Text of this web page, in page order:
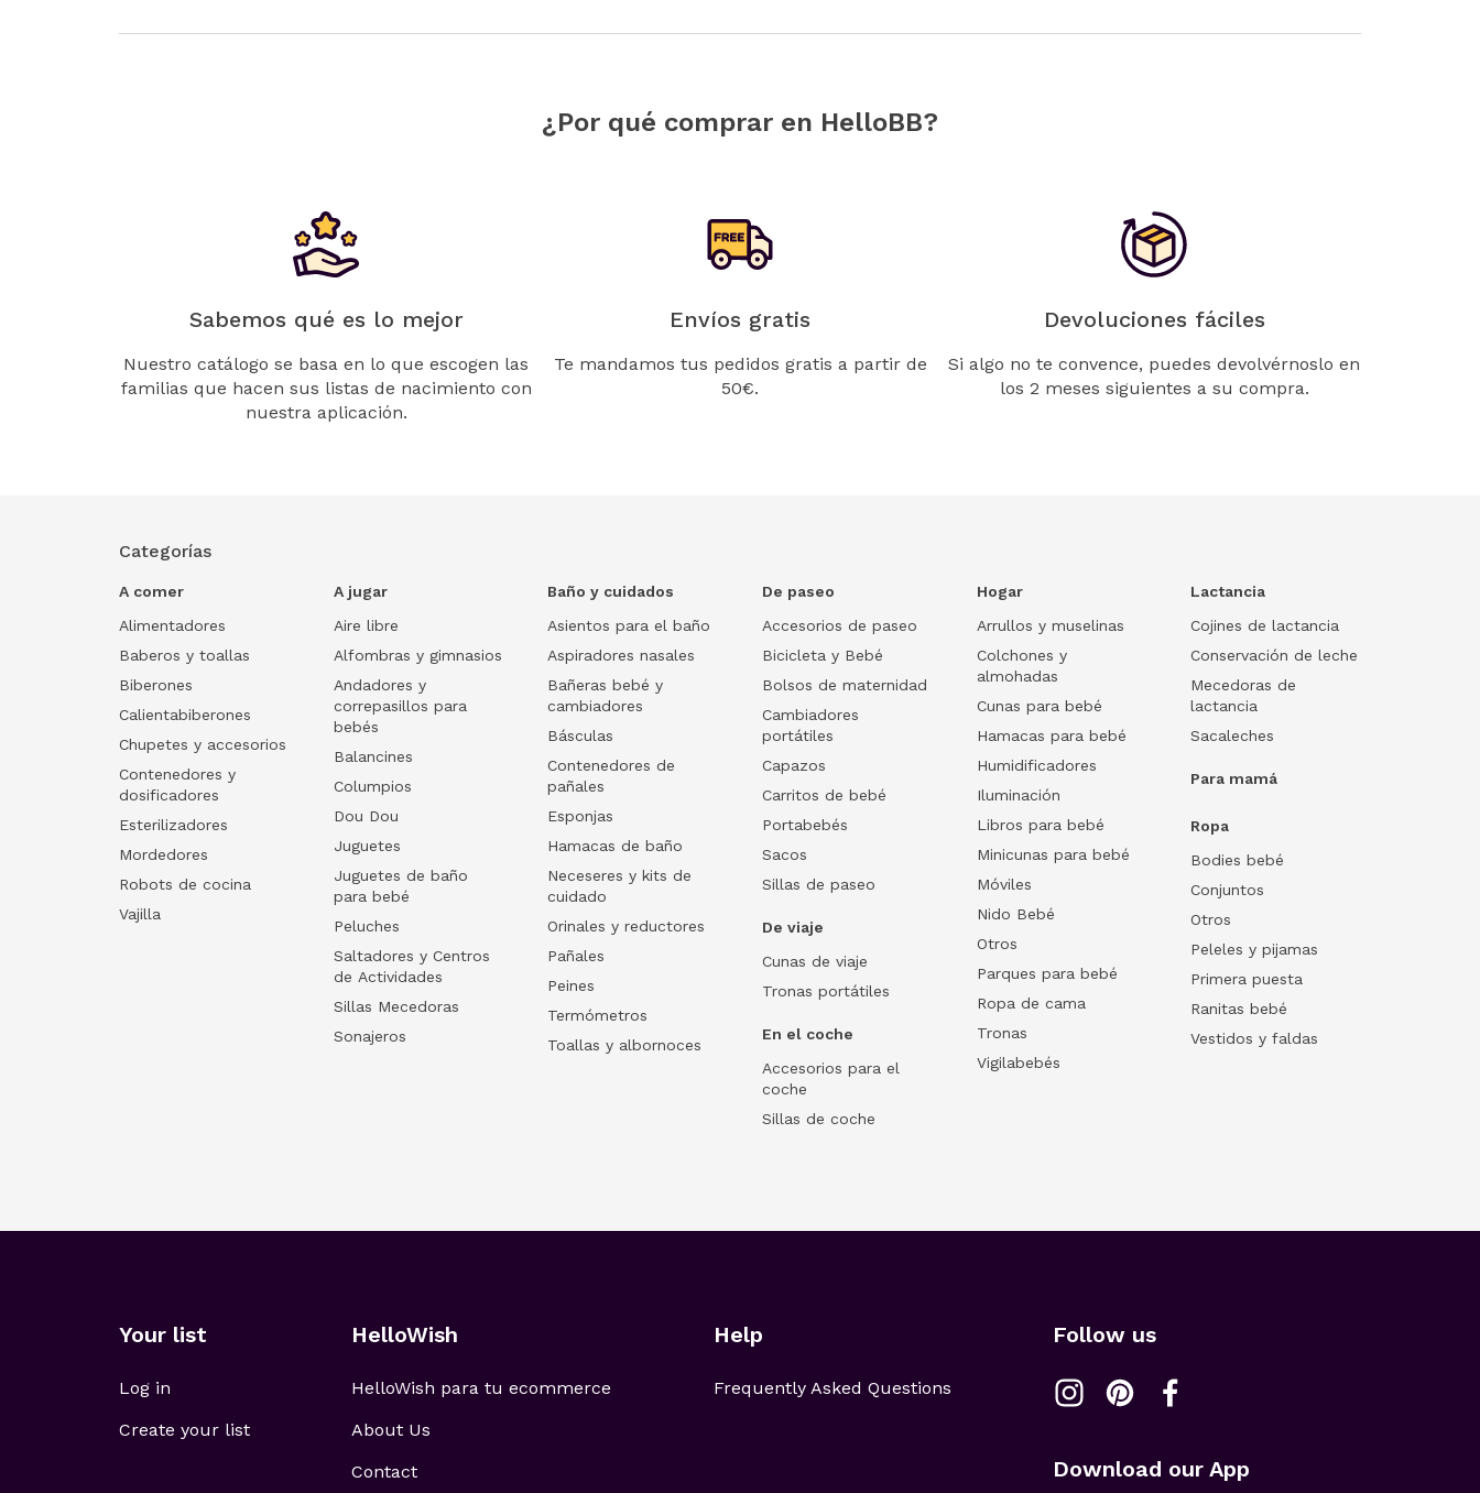
¿Por qué comprar en HelloBB?
Sabemos qué es lo mejor
Nuestro catálogo se basa en lo que escogen las
familias que hacen sus listas de nacimiento con
nuestra aplicación.
Envíos gratis
Te mandamos tus pedidos gratis a partir de
50€.
Devoluciones fáciles
Si algo no te convence, puedes devolvérnoslo en
los 2 meses siguientes a su compra.
Categorías
A comer
Alimentadores
Baberos y toallas
Biberones
Calientabiberones
Chupetes y accesorios
Contenedores y
dosificadores
Esterilizadores
Mordedores
Robots de cocina
Vajilla
A jugar
Aire libre
Alfombras y gimnasios
Andadores y
correpasillos para
bebés
Balancines
Columpios
Dou Dou
Juguetes
Juguetes de baño
para bebé
Peluches
Saltadores y Centros
de Actividades
Sillas Mecedoras
Sonajeros
Baño y cuidados
Asientos para el baño
Aspiradores nasales
Bañeras bebé y
cambiadores
Básculas
Contenedores de
pañales
Esponjas
Hamacas de baño
Neceseres y kits de
cuidado
Orinales y reductores
Pañales
Peines
Termómetros
Toallas y albornoces
De paseo
Accesorios de paseo
Bicicleta y Bebé
Bolsos de maternidad
Cambiadores
portátiles
Capazos
Carritos de bebé
Portabebés
Sacos
Sillas de paseo
De viaje
Cunas de viaje
Tronas portátiles
En el coche
Accesorios para el
coche
Sillas de coche
Hogar
Arrullos y muselinas
Colchones y
almohadas
Cunas para bebé
Hamacas para bebé
Humidificadores
Iluminación
Libros para bebé
Minicunas para bebé
Móviles
Nido Bebé
Otros
Parques para bebé
Ropa de cama
Tronas
Vigilabebés
Lactancia
Cojines de lactancia
Conservación de leche
Mecedoras de
lactancia
Sacaleches
Para mamá
Ropa
Bodies bebé
Conjuntos
Otros
Peleles y pijamas
Primera puesta
Ranitas bebé
Vestidos y faldas
Your list
Log in
Create your list
HelloWish
HelloWish para tu ecommerce
About Us
Contact
Help
Frequently Asked Questions
Follow us
Download our App